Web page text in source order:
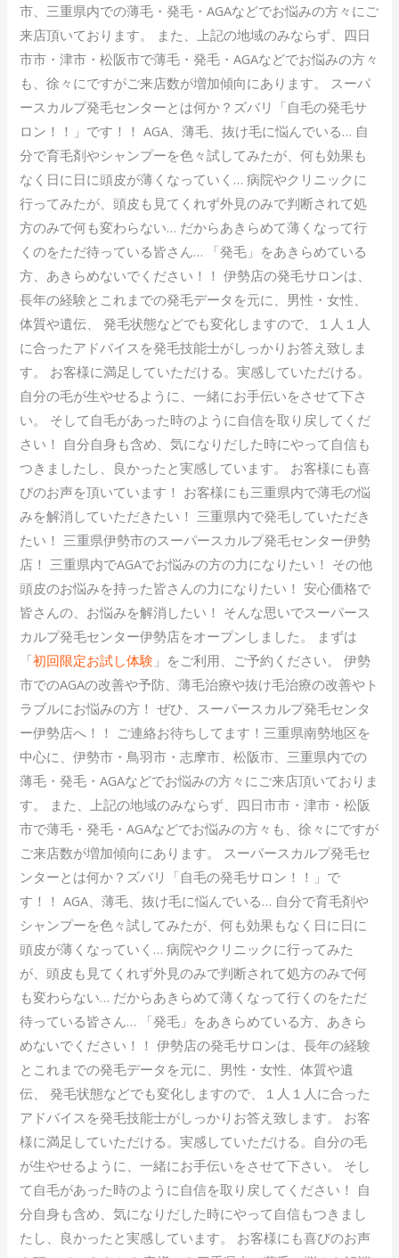
市、三重県内での薄毛・発毛・AGAなどでお悩みの方々にご
来店頂いております。 また、上記の地域のみならず、四日
市市・津市・松阪市で薄毛・発毛・AGAなどでお悩みの方々
も、徐々にですがご来店数が増加傾向にあります。 スーパ
ースカルプ発毛センターとは何か？ズバリ「自毛の発毛サ
ロン！！」です！！ AGA、薄毛、抜け毛に悩んでいる… 自
分で育毛剤やシャンプーを色々試してみたが、何も効果も
なく日に日に頭皮が薄くなっていく… 病院やクリニックに
行ってみたが、頭皮も見てくれず外見のみで判断されて処
方のみで何も変わらない… だからあきらめて薄くなって行
くのをただ待っている皆さん… 「発毛」をあきらめている
方、あきらめないでください！！ 伊勢店の発毛サロンは、
長年の経験とこれまでの発毛データを元に、男性・女性、
体質や遺伝、 発毛状態などでも変化しますので、１人１人
に合ったアドバイスを発毛技能士がしっかりお答え致しま
す。 お客様に満足していただける。実感していただける。
自分の毛が生やせるように、一緒にお手伝いをさせて下さ
い。 そして自毛があった時のように自信を取り戻してくだ
さい！ 自分自身も含め、気になりだした時にやって自信も
つきましたし、良かったと実感しています。 お客様にも喜
びのお声を頂いています！ お客様にも三重県内で薄毛の悩
みを解消していただきたい！ 三重県内で発毛していただき
たい！ 三重県伊勢市のスーパースカルプ発毛センター伊勢
店！ 三重県内でAGAでお悩みの方の力になりたい！ その他
頭皮のお悩みを持った皆さんの力になりたい！ 安心価格で
皆さんの、お悩みを解消したい！ そんな思いでスーパース
カルプ発毛センター伊勢店をオープンしました。 まずは
「初回限定お試し体験 」をご利用、ご予約ください。 伊勢
市でのAGAの改善や予防、薄毛治療や抜け毛治療の改善やト
ラブルにお悩みの方！ ぜひ、スーパースカルプ発毛センタ
ー伊勢店へ！！ ご連絡お待ちしてます！三重県南勢地区を
中心に、伊勢市・鳥羽市・志摩市、松阪市、三重県内での
薄毛・発毛・AGAなどでお悩みの方々にご来店頂いておりま
す。 また、上記の地域のみならず、四日市市・津市・松阪
市で薄毛・発毛・AGAなどでお悩みの方々も、徐々にですが
ご来店数が増加傾向にあります。 スーパースカルプ発毛セ
ンターとは何か？ズバリ「自毛の発毛サロン！！」で
す！！ AGA、薄毛、抜け毛に悩んでいる… 自分で育毛剤や
シャンプーを色々試してみたが、何も効果もなく日に日に
頭皮が薄くなっていく… 病院やクリニックに行ってみた
が、頭皮も見てくれず外見のみで判断されて処方のみで何
も変わらない… だからあきらめて薄くなって行くのをただ
待っている皆さん… 「発毛」をあきらめている方、あきら
めないでください！！ 伊勢店の発毛サロンは、長年の経験
とこれまでの発毛データを元に、男性・女性、体質や遺
伝、 発毛状態などでも変化しますので、１人１人に合った
アドバイスを発毛技能士がしっかりお答え致します。 お客
様に満足していただける。実感していただける。自分の毛
が生やせるように、一緒にお手伝いをさせて下さい。 そし
て自毛があった時のように自信を取り戻してください！ 自
分自身も含め、気になりだした時にやって自信もつきまし
たし、良かったと実感しています。 お客様にも喜びのお声